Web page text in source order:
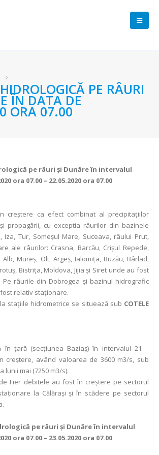
PE RÂURI
ÎN DATA DE
ORA 07.00
pe râuri şi Dunăre în intervalul
ora 07.00 – 22.05.2020 ora 07.00
creștere ca efect combinat al precipitaţiilor
propagării, cu exceptia râurilor din bazinele
Iza, Tur, Someşul Mare, Suceava, râului Prut,
ale râurilor: Crasna, Barcău, Crişul Repede,
Alb, Mureș, Olt, Argeș, Ialomița, Buzău, Bârlad,
Bistriţa, Moldova, Jijia și Siret unde au fost
Pe râurile din Dobrogea și bazinul hidrografic
relativ staționare.
staţiile hidrometrice se situează sub COTELE
în ţară (secţiunea Baziaş) în intervalul 21 –
creștere, având valoarea de 3600 m3/s, sub
lunii mai (7250 m3/s).
Fier debitele au fost în creştere pe sectorul
la Călăraşi şi în scădere pe sectorul
pe râuri şi Dunăre în intervalul
ora 07.00 – 23.05.2020 ora 07.00